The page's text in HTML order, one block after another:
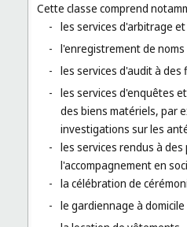
Cette classe comprend
- les services d'arbitrage
- l'enregistrement de
- les services d'audit à
- les services d'enquêtes
des biens matériels, par
investigations sur les
- les services rendus à
l'accompagnement en
- la célébration de
- le gardiennage à